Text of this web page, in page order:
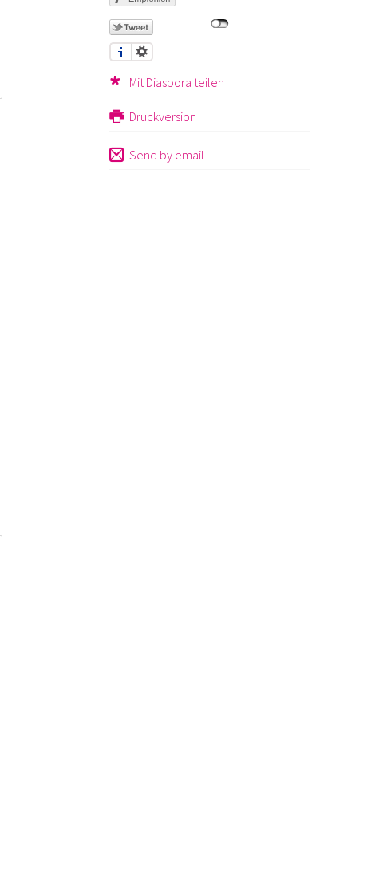
Mit Diaspora teilen
Druckversion
Send by email